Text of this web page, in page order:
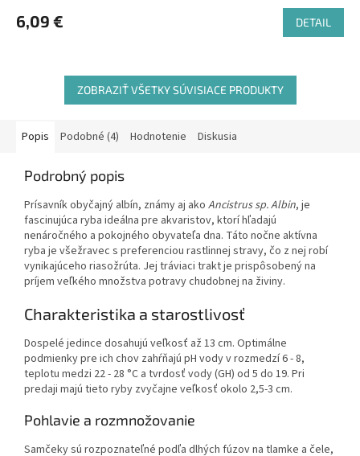
6,09 € DETAIL
ZOBRAZIŤ VŠETKY SÚVISIACE PRODUKTY
Popis Podobné (4) Hodnotenie Diskusia
Podrobný popis
Prísavník obyčajný albín, známy aj ako Ancistrus sp. Albin, je
fascinujúca ryba ideálna pre akvaristov, ktorí hľadajú
nenáročného a pokojného obyvateľa dna. Táto nočne aktívna
ryba je všežravec s preferenciou rastlinnej stravy, čo z nej robí
vynikajúceho riasožrúta. Jej tráviaci trakt je prispôsobený na
príjem veľkého množstva potravy chudobnej na živiny.
Charakteristika a starostlivosť
Dospelé jedince dosahujú veľkosť až 13 cm. Optimálne
podmienky pre ich chov zahŕňajú pH vody v rozmedzí 6 - 8,
teplotu medzi 22 - 28 °C a tvrdosť vody (GH) od 5 do 19. Pri
predaji majú tieto ryby zvyčajne veľkosť okolo 2,5-3 cm.
Pohlavie a rozmnožovanie
Samčeky sú rozpoznateľné podľa dlhých fúzov na tlamke a čele,